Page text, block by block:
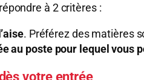
à 2 critères :
. Préférez des matières
au poste pour lequel vous
votre entrée